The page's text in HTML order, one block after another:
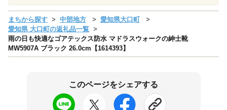
まちから探す 中部地方
愛知県大口町
愛知県 大口町の返礼品一覧
雨の日も快適なゴアテックス防水 マドラスウォークの紳士靴
MW5907A ブラック 26.0cm【1614393】
このページをシェアする